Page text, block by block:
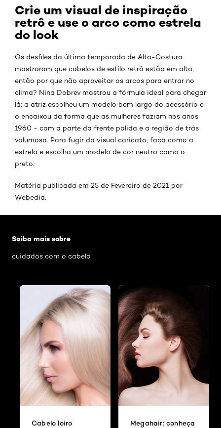
Crie um visual de inspiração
retrô e use o arco como estrela
do look
Os desfiles da última temporada de Alta-Costura
mostraram que cabelos de estilo retrô estão em alta,
então por que não aproveitar os arcos para entrar no
clima? Nina Dobrev mostrou a fórmula ideal para chegar
lá: a atriz escolheu um modelo bem largo do acessório e
o encaixou da forma que as mulheres faziam nos anos
1960 - com a parte da frente polida e a região de trás
volumosa. Para fugir do visual caricato, faça como a
estrela e escolha um modelo de cor neutra como o
preto.
Matéria publicada em 25 de Fevereiro de 2021 por
Webedia.
Saiba mais sobre
cuidados com o cabelo
Cabelo loiro
Megahair: conheça